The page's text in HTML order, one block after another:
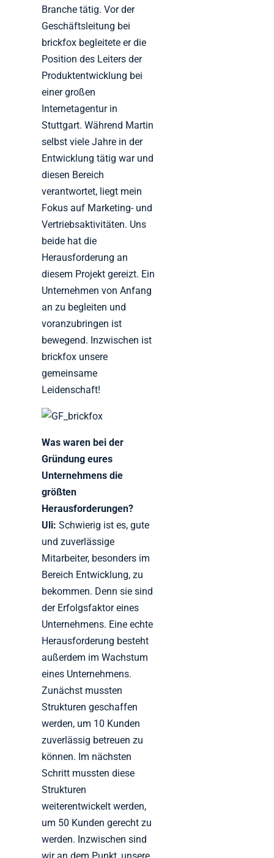
Branche tätig. Vor der
Geschäftsleitung bei
brickfox begleitete er die
Position des Leiters der
Produktentwicklung bei
einer großen
Internetagentur in
Stuttgart. Während Martin
selbst viele Jahre in der
Entwicklung tätig war und
diesen Bereich
verantwortet, liegt mein
Fokus auf Marketing- und
Vertriebsaktivitäten. Uns
beide hat die
Herausforderung an
diesem Projekt gereizt. Ein
Unternehmen von Anfang
an zu begleiten und
voranzubringen ist
bewegend. Inzwischen ist
brickfox unsere
gemeinsame
Leidenschaft!
Was waren bei der
Gründung eures
Unternehmens die
größten
Herausforderungen?
Uli:Schwierig ist es, gute
und zuverlässige
Mitarbeiter, besonders im
Bereich Entwicklung, zu
bekommen. Denn sie sind
der Erfolgsfaktor eines
Unternehmens. Eine echte
Herausforderung besteht
außerdem im Wachstum
eines Unternehmens.
Zunächst mussten
Strukturen geschaffen
werden, um 10 Kunden
zuverlässig betreuen zu
können. Im nächsten
Schritt mussten diese
Strukturen
weiterentwickelt werden,
um 50 Kunden gerecht zu
werden. Inzwischen sind